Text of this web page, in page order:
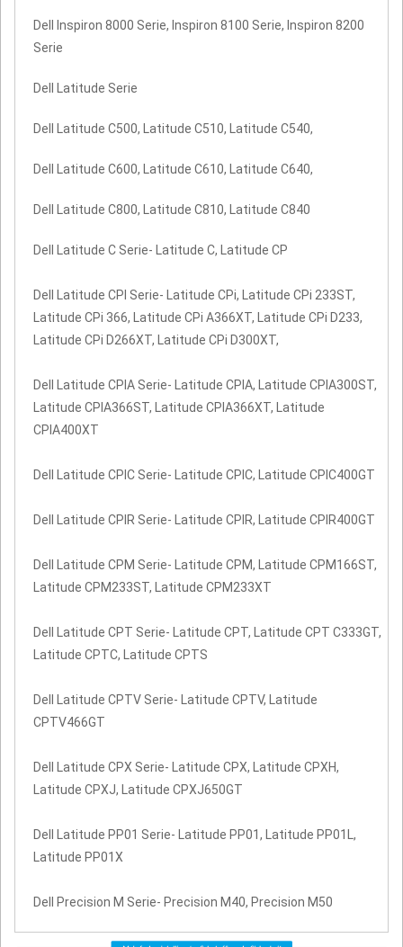
Dell Inspiron 8000 Serie, Inspiron 8100 Serie, Inspiron 8200
Serie
Dell Latitude Serie
Dell Latitude C500, Latitude C510, Latitude C540,
Dell Latitude C600, Latitude C610, Latitude C640,
Dell Latitude C800, Latitude C810, Latitude C840
Dell Latitude C Serie- Latitude C, Latitude CP
Dell Latitude CPI Serie- Latitude CPi, Latitude CPi 233ST,
Latitude CPi 366, Latitude CPi A366XT, Latitude CPi D233,
Latitude CPi D266XT, Latitude CPi D300XT,
Dell Latitude CPIA Serie- Latitude CPIA, Latitude CPIA300ST,
Latitude CPIA366ST, Latitude CPIA366XT, Latitude
CPIA400XT
Dell Latitude CPIC Serie- Latitude CPIC, Latitude CPIC400GT
Dell Latitude CPIR Serie- Latitude CPIR, Latitude CPIR400GT
Dell Latitude CPM Serie- Latitude CPM, Latitude CPM166ST,
Latitude CPM233ST, Latitude CPM233XT
Dell Latitude CPT Serie- Latitude CPT, Latitude CPT C333GT,
Latitude CPTC, Latitude CPTS
Dell Latitude CPTV Serie- Latitude CPTV, Latitude
CPTV466GT
Dell Latitude CPX Serie- Latitude CPX, Latitude CPXH,
Latitude CPXJ, Latitude CPXJ650GT
Dell Latitude PP01 Serie- Latitude PP01, Latitude PP01L,
Latitude PP01X
Dell Precision M Serie- Precision M40, Precision M50